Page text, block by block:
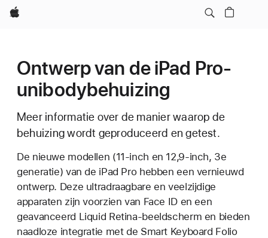
Apple
Ontwerp van de iPad Pro-
unibodybehuizing
Meer informatie over de manier waarop de
behuizing wordt geproduceerd en getest.
De nieuwe modellen (11-inch en 12,9-inch, 3e
generatie) van de iPad Pro hebben een vernieuwd
ontwerp. Deze ultradraagbare en veelzijdige
apparaten zijn voorzien van Face ID en een
geavanceerd Liquid Retina-beeldscherm en bieden
naadloze integratie met de Smart Keyboard Folio